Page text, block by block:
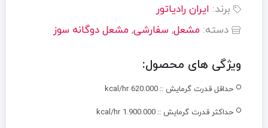
برند: ایران رادیاتور
دسته: مشعل, سفارشی, مشعل دوگانه سوز
ویژگی های محصول:
حداقل قدرت گرمایش :: kcal/hr 620.000
حداکثر قدرت گرمایش :: kcal/hr 1.900.000